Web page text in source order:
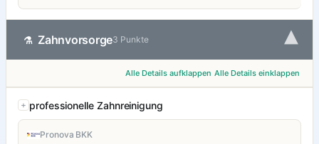
⚗ Zahnvorsorge3 Punkte ▾
Alle Details aufklappen Alle Details einklappen
professionelle Zahnreinigung
Pronova BKK